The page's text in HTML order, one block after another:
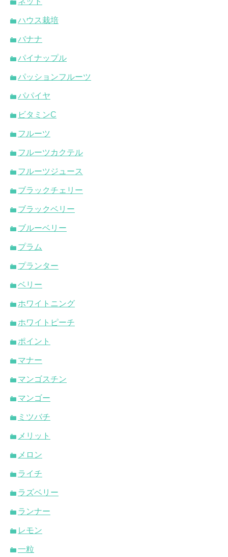
ハウス栽培
バナナ
パイナップル
パッションフルーツ
パパイヤ
ビタミンC
フルーツ
フルーツカクテル
フルーツジュース
ブラックチェリー
ブラックベリー
ブルーベリー
プラム
プランター
ベリー
ホワイトニング
ホワイトピーチ
ポイント
マナー
マンゴスチン
マンゴー
ミツバチ
メリット
メロン
ライチ
ラズベリー
ランナー
レモン
一粒